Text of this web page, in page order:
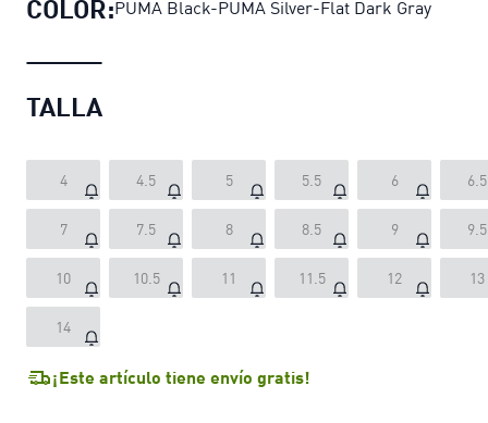
COLOR:PUMA Black-PUMA Silver-Flat Dark Gray
TALLA
4 4.5 5 5.5 6 6.5
7 7.5 8 8.5 9 9.5
10 10.5 11 11.5 12 13
14
¡Este artículo tiene envío gratis!